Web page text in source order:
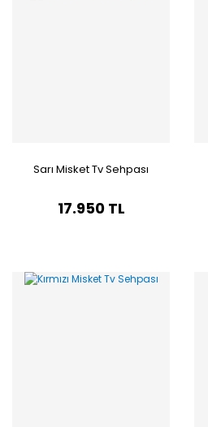
Sarı Misket Tv Sehpası
17.950 TL